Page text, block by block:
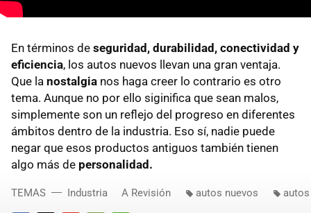
En términos de seguridad, durabilidad, conectividad y
eficiencia, los autos nuevos llevan una gran ventaja.
Que la nostalgia nos haga creer lo contrario es otro
tema. Aunque no por ello siginifica que sean malos,
simplemente son un reflejo del progreso en diferentes
ámbitos dentro de la industria. Eso sí, nadie puede
negar que esos productos antiguos también tienen
algo más de personalidad.
TEMAS Industria A Revisión autos nuevos